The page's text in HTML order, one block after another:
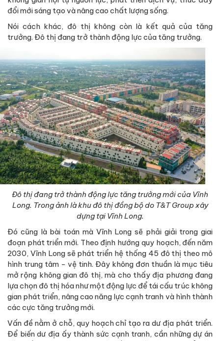
đổi mới sáng tạo và nâng cao chất lượng sống.
Nói cách khác, đô thị không còn là kết quả của tăng
trưởng. Đô thị đang trở thành động lực của tăng trưởng.
Đô thị đang trở thành động lực tăng trưởng mới của Vĩnh
Long. Trong ảnh là khu đô thị đồng bộ do T&T Group xây
dựng tại Vĩnh Long.
Đó cũng là bài toán mà Vĩnh Long sẽ phải giải trong giai
đoạn phát triển mới. Theo định hướng quy hoạch, đến năm
2030, Vĩnh Long sẽ phát triển hệ thống 45 đô thị theo mô
hình trung tâm - vệ tinh. Đây không đơn thuần là mục tiêu
mở rộng không gian đô thị, mà cho thấy địa phương đang
lựa chọn đô thị hóa như một động lực để tái cấu trúc không
gian phát triển, nâng cao năng lực cạnh tranh và hình thành
các cực tăng trưởng mới.
Vấn đề nằm ở chỗ, quy hoạch chỉ tạo ra dư địa phát triển.
Để biến dư địa ấy thành sức cạnh tranh, cần những dự án